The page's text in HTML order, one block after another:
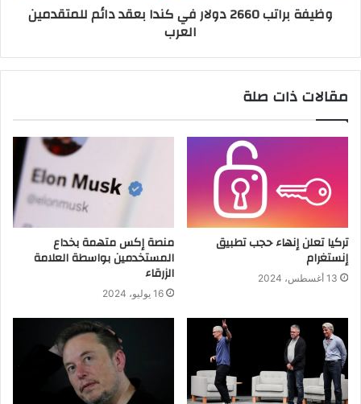
وظيفة براتب 2660 دولار في كندا بعقد دائم للمتقدمين
العرب
مقالات ذات صلة
تركيا تعلن إنهاء حجب تطبيق
إنستغرام
13 أغسطس، 2024
منصة إكس متهمة بخداع
المستخدمين بواسطة العلامة
الزرقاء
16 يوليو، 2024